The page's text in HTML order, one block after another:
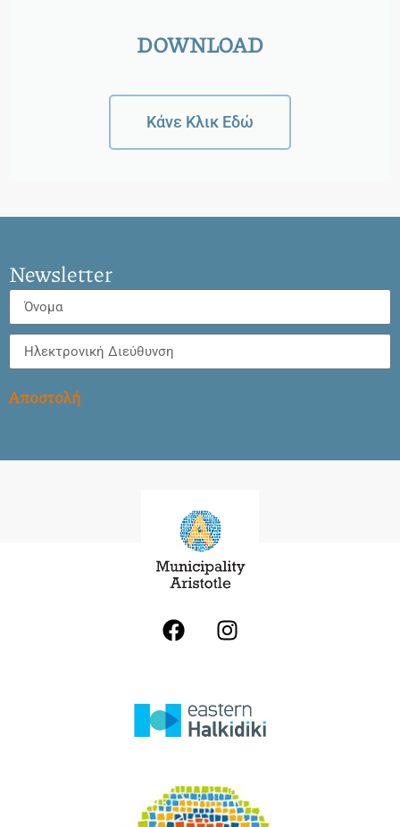
DOWNLOAD
Κάνε Κλικ Εδώ
Newsletter
Αποστολή